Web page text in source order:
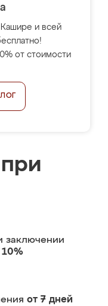
и всей
от стоимости
заключении
10%
от 7 дней